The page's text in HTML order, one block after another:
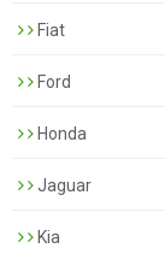
Fiat
Ford
Honda
Jaguar
Kia